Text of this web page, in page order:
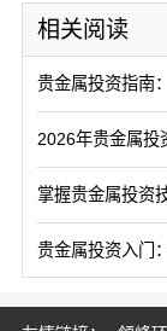
相关阅读
贵金属投资指南
2026年贵金属投
掌握贵金属投资
贵金属投资入门